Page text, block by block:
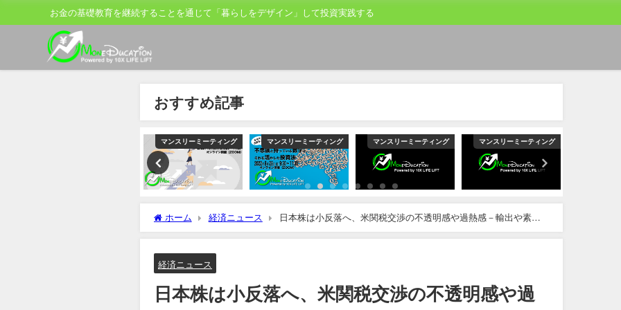
お金の基礎教育を継続することを通じて「暮らしをデザイン」して投資実践する
おすすめ記事
マンスリーミーティング マンスリーミーティング マンスリーミーティング マンスリーミーティング
ホーム 経済ニュース
日本株は小反落へ、米関税交渉の不透明感や過熱感－輸出や素材
に売り
経済ニュース
日本株は小反落へ、米関税交渉の不透明感や過